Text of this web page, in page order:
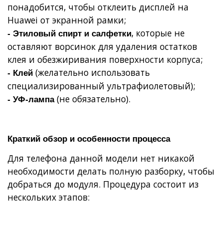
понадобится, чтобы отклеить дисплей на
Huawei от экранной рамки;
- Этиловый спирт и салфетки, которые не
оставляют ворсинок для удаления остатков
клея и обезжиривания поверхности корпуса;
- Клей (желательно использовать
специализированный ультрафиолетовый);
- УФ-лампа(не обязательно).
Краткий обзор и особенности процесса
Для телефона данной модели нет никакой
необходимости делать полную разборку, чтобы
добраться до модуля. Процедура состоит из
нескольких этапов: